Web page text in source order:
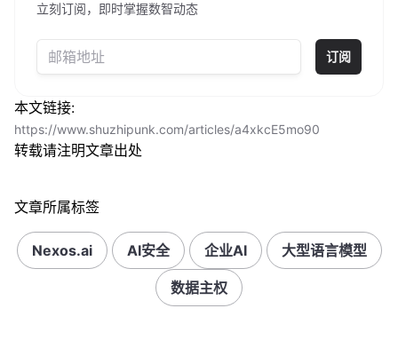
立刻订阅，即时掌握数智动态
订阅
本文链接:
https://www.shuzhipunk.com/articles/a4xkcE5mo90
转载请注明文章出处
文章所属标签
Nexos.ai AI安全 企业AI 大型语言模型
数据主权